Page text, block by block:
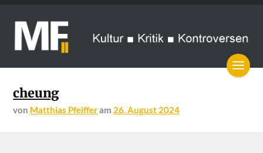
cheung
von Matthias Pfeifferam 26. August 2024